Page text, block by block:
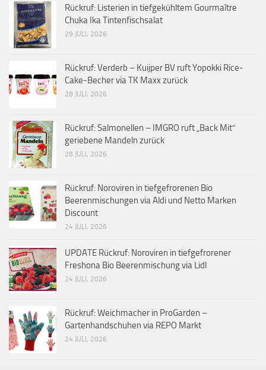
Rückruf: Listerien in tiefgekühltem Gourmaître
Chuka Ika Tintenfischsalat
29 JULI, 2026
Rückruf: Verderb – Kuijper BV ruft Yopokki Rice-
Cake-Becher via TK Maxx zurück
28 JULI, 2026
Rückruf: Salmonellen – IMGRO ruft „Back Mit“
geriebene Mandeln zurück
28 JULI, 2026
Rückruf: Noroviren in tiefgefrorenen Bio
Beerenmischungen via Aldi und Netto Marken
Discount
24 JULI, 2026
UPDATE Rückruf: Noroviren in tiefgefrorener
Freshona Bio Beerenmischung via Lidl
24 JULI, 2026
Rückruf: Weichmacher in ProGarden –
Gartenhandschuhen via REPO Markt
24 JULI, 2026